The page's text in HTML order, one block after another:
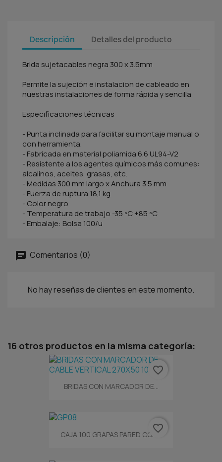
Descripción Detalles del producto
Brida sujetacables negra 300 x 3.5mm
Permite la sujeción e instalacion de cableado en
nuestras instalaciones de forma rápida y sencilla
Especificaciones técnicas
- Punta inclinada para facilitar su montaje manual o
con herramienta.
- Fabricada en material poliamida 6.6 UL94-V2
- Resistente a los agentes químicos más comunes:
alcalinos, aceites, grasas, etc.
- Medidas 300 mm largo x Anchura 3.5 mm
- Fuerza de ruptura 18,1 kg
- Color negro
- Temperatura de trabajo -35 ºC +85 ºC
- Embalaje: Bolsa 100/u
Comentarios (0)
No hay reseñas de clientes en este momento.
16 otros productos en la misma categoría:
BRIDAS CON MARCADOR DE...
favorite_border
CAJA 100 GRAPAS PARED CON...
favorite_border